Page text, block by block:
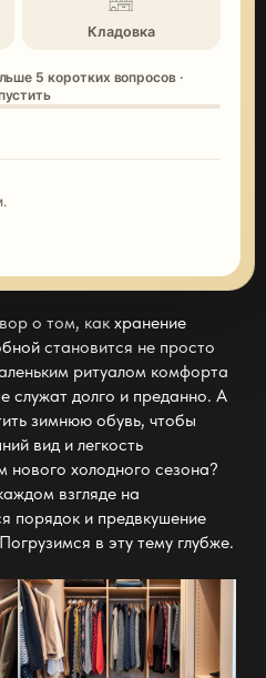
Кладовка
о том, какхранение
становится не просто
ритуалом комфорта
служат долго и преданно. А
зимнюю обувь, чтобы
вид и легкость
нового холодного сезона?
взгляде на
порядоки предвкушение
в эту тему глубже.